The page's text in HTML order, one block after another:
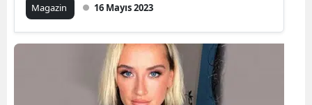
Magazin 16 Mayıs 2023